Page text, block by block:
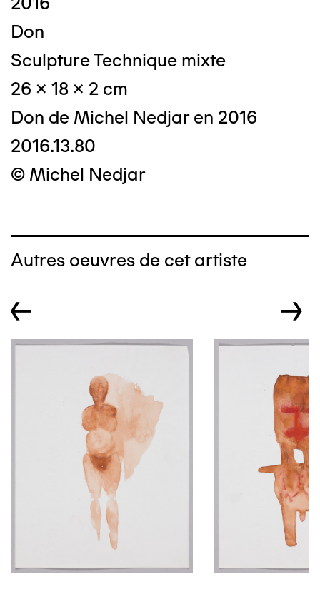
Don
Sculpture Technique mixte
26 x 18 x 2 cm
Don de Michel Nedjar en 2016
2016.13.80
© Michel Nedjar
Autres oeuvres de cet artiste
← →